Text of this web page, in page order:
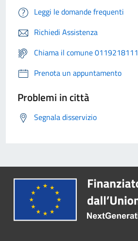
Leggi le domande frequenti
Richiedi Assistenza
Chiama il comune 0119218111
Prenota un appuntamento
Problemi in città
Segnala disservizio